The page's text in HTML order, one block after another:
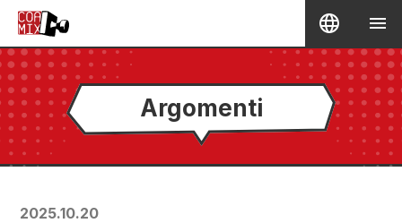
Argomenti
2025.10.20